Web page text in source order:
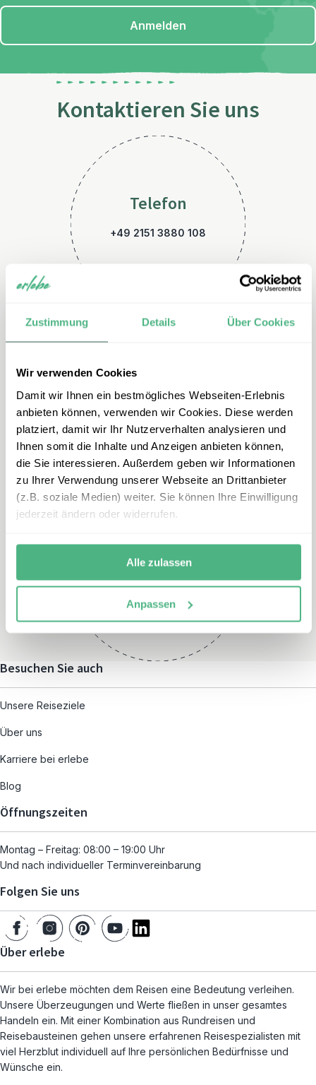
Zustimmung Details Über Cookies
Wir verwenden Cookies
Damit wir Ihnen ein bestmögliches Webseiten-Erlebnis
anbieten können, verwenden wir Cookies. Diese werden
platziert, damit wir Ihr Nutzerverhalten analysieren und
Ihnen somit die Inhalte und Anzeigen anbieten können,
die Sie interessieren. Außerdem geben wir Informationen
zu Ihrer Verwendung unserer Webseite an Drittanbieter
(z.B. soziale Medien) weiter. Sie können Ihre Einwilligung
jederzeit ändern oder widerrufen.
Alle zulassen
Anpassen
Anmelden
Kontaktieren Sie uns
Telefon
+49 2151 3880 108
E-Mail
indonesien@erlebe.de
Montag – Freitag:
und nach individueller
Terminvereinbarung
Besuchen Sie auch
Unsere Reiseziele
Über uns
Karriere bei erlebe
Blog
Öffnungszeiten
Montag – Freitag: 08:00 – 19:00 Uhr
Und nach individueller Terminvereinbarung
Folgen Sie uns
Über erlebe
Wir bei erlebe möchten dem Reisen eine Bedeutung verleihen.
Unsere Überzeugungen und Werte fließen in unser gesamtes
Handeln ein. Mit einer Kombination aus Rundreisen und
Reisebausteinen gehen unsere erfahrenen Reisespezialisten mit
viel Herzblut individuell auf Ihre persönlichen Bedürfnisse und
Wünsche ein.